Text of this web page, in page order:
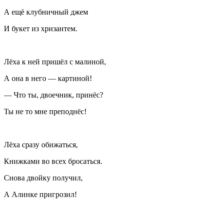
А ещё клубничный джем
И букет из хризантем.
Лёха к ней пришёл с малиной,
А она в него — картиной!
— Что ты, двоечник, принёс?
Ты не то мне преподнёс!
Лёха сразу обижаться,
Книжками во всех бросаться.
Снова двойку получил,
А Алинке пригрозил!